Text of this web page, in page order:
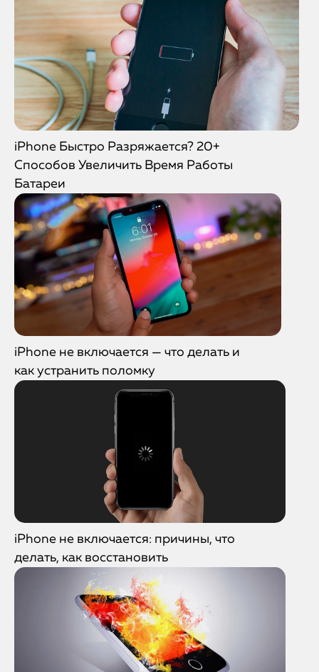
iPhone Быстро Разряжается? 20+
Способов Увеличить Время Работы
Батареи
iPhone не включается — что делать и
как устранить поломку
iPhone не включается: причины, что
делать, как восстановить